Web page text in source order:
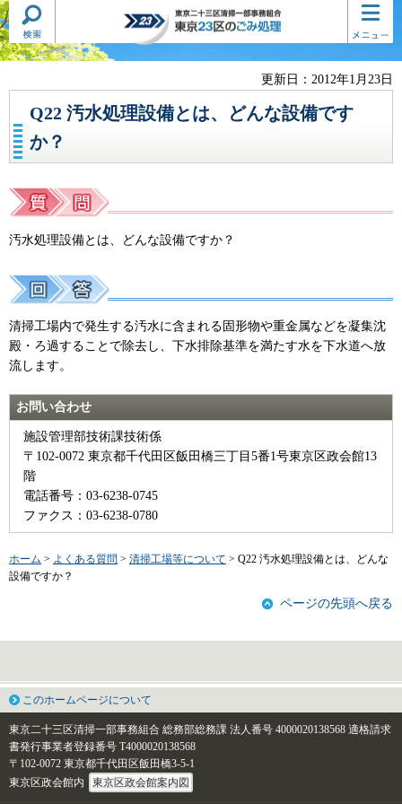
東京二十三区清掃一部事務組合
東京23区のごみ処理
検索・
共通メ
ニュー
コンテ
ンツメ
ニュー
更新日：2012年1月23日
Q22 汚水処理設備とは、どんな設備です
か？
汚水処理設備とは、どんな設備ですか？
清掃工場内で発生する汚水に含まれる固形物や重金属などを凝集沈
殿・ろ過することで除去し、下水排除基準を満たす水を下水道へ放
流します。
お問い合わせ
施設管理部技術課技術係
〒102-0072 東京都千代田区飯田橋三丁目5番1号東京区政会館13
階
電話番号：03-6238-0745
ファクス：03-6238-0780
ホーム > よくある質問 > 清掃工場等について > Q22 汚水処理設備とは、どんな
設備ですか？
ページの先頭へ戻る
このホームページについて
東京二十三区清掃一部事務組合 総務部総務課 法人番号 4000020138568 適格請求
書発行事業者登録番号 T4000020138568
〒102-0072 東京都千代田区飯田橋3-5-1
東京区政会館内
東京区政会館案内図